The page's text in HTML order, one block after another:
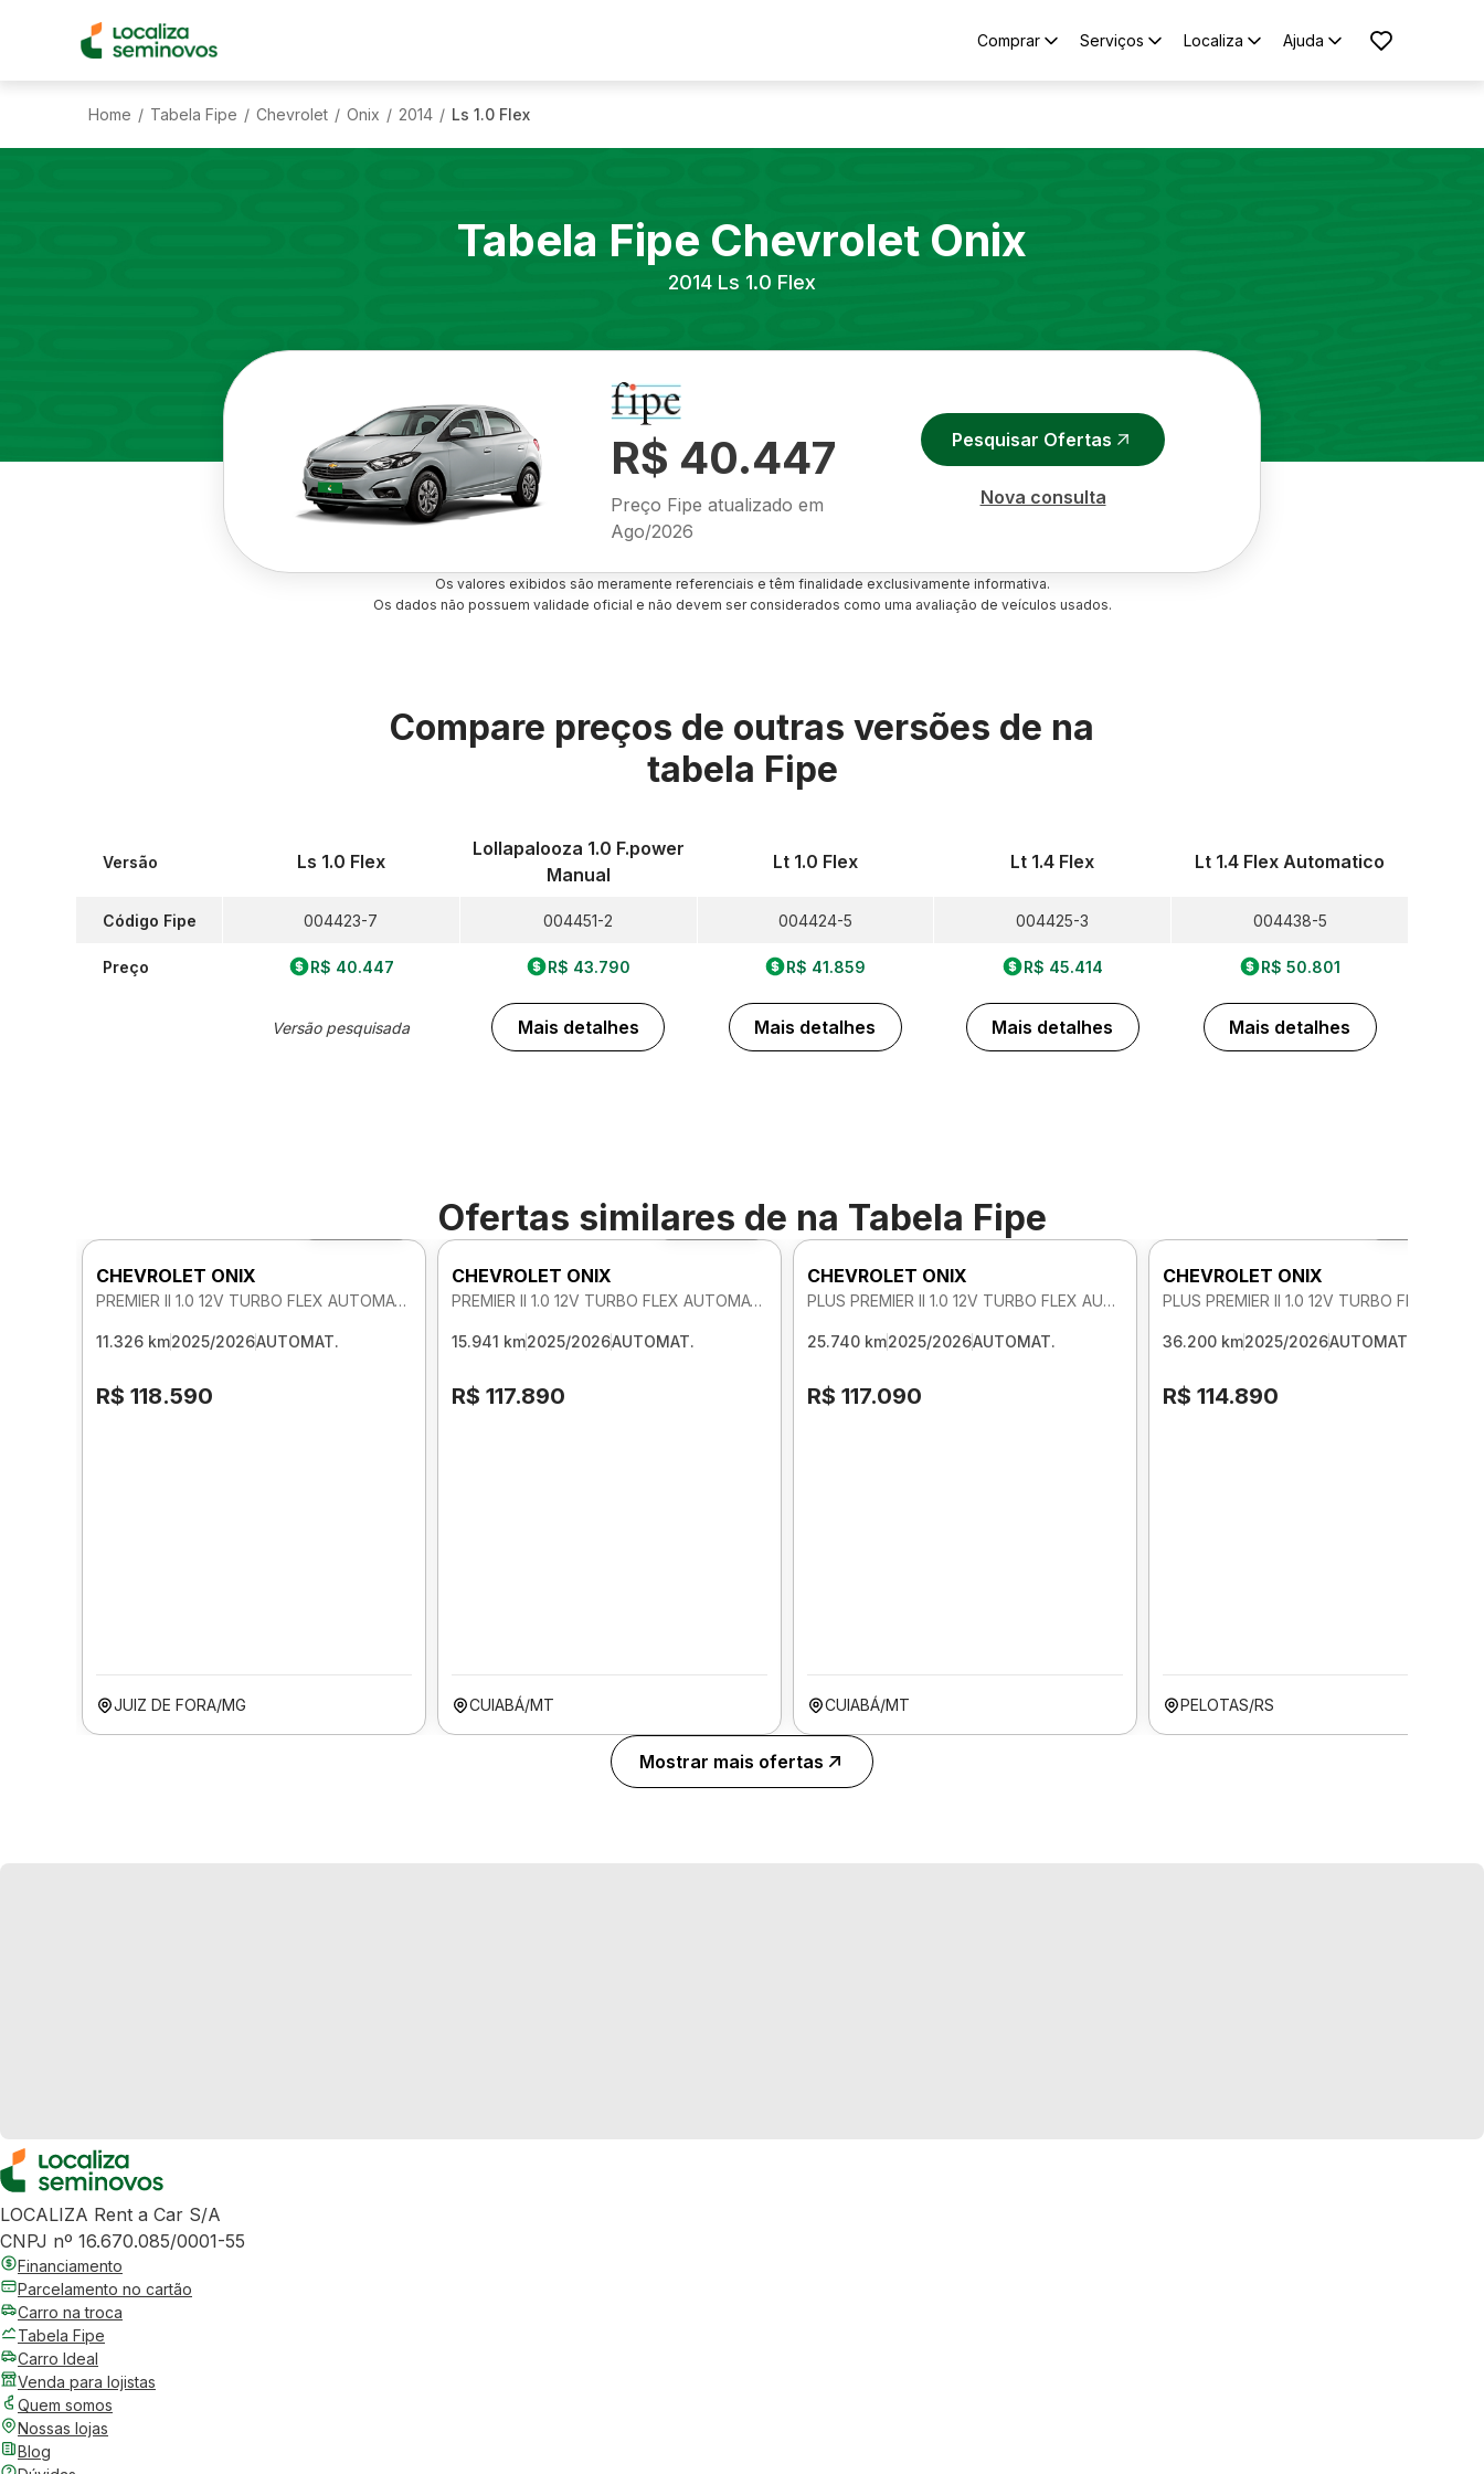
Comprar Serviços Localiza Ajuda
Home / Tabela Fipe / Chevrolet / Onix / 2014 / Ls 1.0 Flex
Tabela Fipe Chevrolet Onix
2014 Ls 1.0 Flex
R$ 40.447
Preço Fipe atualizado em
Ago/2026
Pesquisar Ofertas
Nova consulta
Os valores exibidos são meramente referenciais e têm finalidade exclusivamente informativa.
Os dados não possuem validade oficial e não devem ser considerados como uma avaliação de veículos usados.
Compare preços de outras versões de na
tabela Fipe
Versão
Código Fipe
Preço
Ls 1.0 Flex
004423-7
R$ 40.447
Versão pesquisada
Lollapalooza 1.0 F.power
Manual
004451-2
R$ 43.790
Mais detalhes
Lt 1.0 Flex
004424-5
R$ 41.859
Mais detalhes
Lt 1.4 Flex
004425-3
R$ 45.414
Mais detalhes
Lt 1.4 Flex Automatico
004438-5
R$ 50.801
Mais detalhes
Ofertas similares de na Tabela Fipe
CHEVROLET ONIX
PREMIER II 1.0 12V TURBO FLEX AUTOMATICO
11.326 km2025/2026AUTOMAT.
R$ 118.590
JUIZ DE FORA/MG
Foto 360º
CHEVROLET ONIX
PREMIER II 1.0 12V TURBO FLEX AUTOMATICO
15.941 km2025/2026AUTOMAT.
R$ 117.890
CUIABÁ/MT
CHEVROLET ONIX
PLUS PREMIER II 1.0 12V TURBO FLEX AUTOMATICO
25.740 km2025/2026AUTOMAT.
R$ 117.090
CUIABÁ/MT
CHEVROLET ONIX
36.200 km2025/2026AUTOMAT.
R$ 114.890
PELOTAS/RS
Mostrar mais ofertas
LOCALIZA Rent a Car S/A
CNPJ nº 16.670.085/0001-55
Financiamento
Parcelamento no cartão
Carro na troca
Tabela Fipe
Carro Ideal
Venda para lojistas
Quem somos
Nossas lojas
Blog